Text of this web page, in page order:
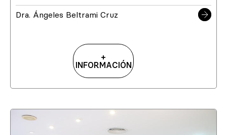
Dra. Ángeles Beltrami Cruz
+
INFORMACIÓN